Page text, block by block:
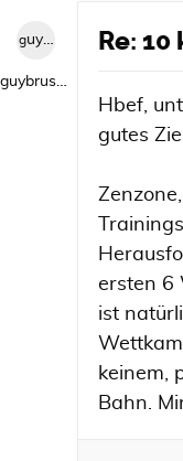
guybrush1992
guybrush1992
Re: 10
Hbef,
gutes
ersten 6
ist
keinem,
Bahn.